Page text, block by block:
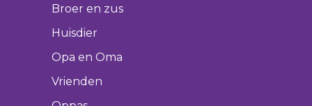
Broer en zus
Huisdier
Opa en Oma
Vrienden